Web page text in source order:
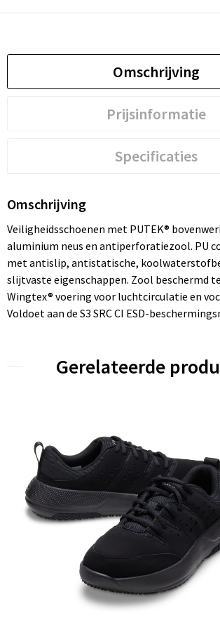
Omschrijving
Prijsinformatie
Specificaties
Omschrijving
Veiligheidsschoenen met PUTEK®
aluminium neus en antiperforatiezool. PU
met antislip, antistatische,
slijtvaste eigenschappen. Zool beschermd
Wingtex® voering voor luchtcirculatie en
Voldoet aan de S3 SRC CI ESD-
Gerelateerde